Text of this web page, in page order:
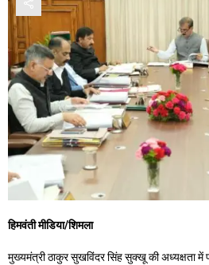
हिमवंती मीडिया/शिमला
मुख्यमंत्री ठाकुर सुखविंदर सिंह सुक्खू की अध्यक्षता